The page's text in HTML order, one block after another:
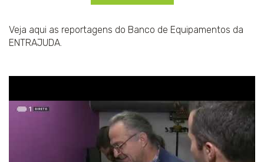
Veja aqui as reportagens do Banco de Equipamentos da
ENTRAJUDA.